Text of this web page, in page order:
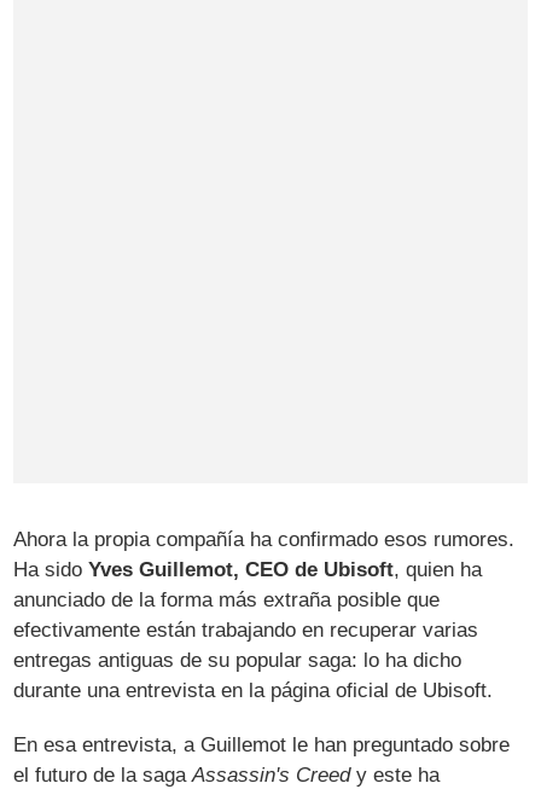
Ahora la propia compañía ha confirmado esos rumores.
Ha sidoYves Guillemot, CEO de Ubisoft, quien ha
anunciado de la forma más extraña posible que
efectivamente están trabajando en recuperar varias
entregas antiguas de su popular saga: lo ha dicho
durante una entrevista en la página oficial de Ubisoft.
En esa entrevista, a Guillemot le han preguntado sobre
el futuro de la sagaAssassin's Creedy este ha